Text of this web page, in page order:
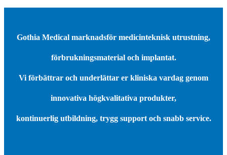
Gothia Medical marknadsför medicinteknisk utrustning,
förbrukningsmaterial och implantat.
Vi förbättrar och underlättar er kliniska vardag genom
innovativa högkvalitativa produkter,
kontinuerlig utbildning, trygg support och snabb service.